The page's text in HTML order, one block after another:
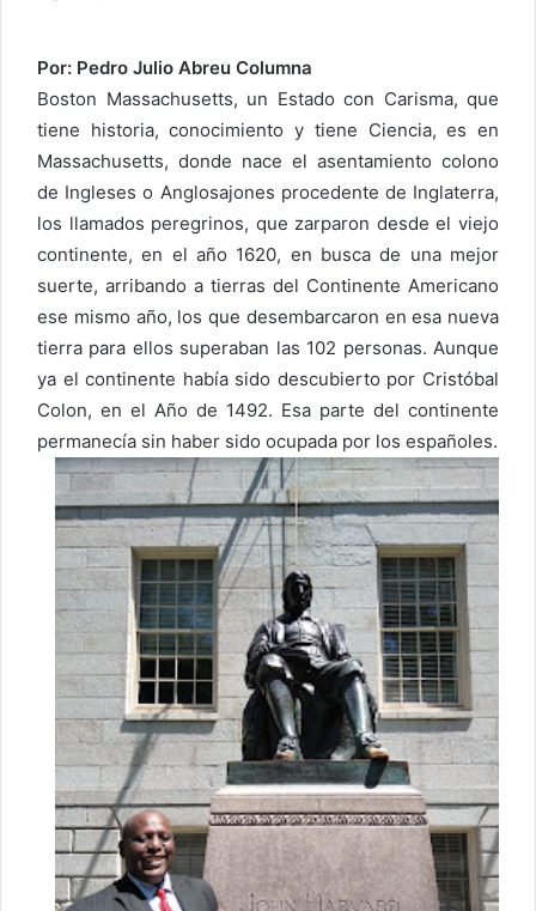
Por: Pedro Julio Abreu Columna
Boston Massachusetts, un Estado con Carisma, que
tiene historia, conocimiento y tiene Ciencia, es en
Massachusetts, donde nace el asentamiento colono
de Ingleses o Anglosajones procedente de Inglaterra,
los llamados peregrinos, que zarparon desde el viejo
continente, en el año 1620, en busca de una mejor
suerte, arribando a tierras del Continente Americano
ese mismo año, los que desembarcaron en esa nueva
tierra para ellos superaban las 102 personas. Aunque
ya el continente había sido descubierto por Cristóbal
Colon, en el Año de 1492. Esa parte del continente
permanecía sin haber sido ocupada por los españoles.